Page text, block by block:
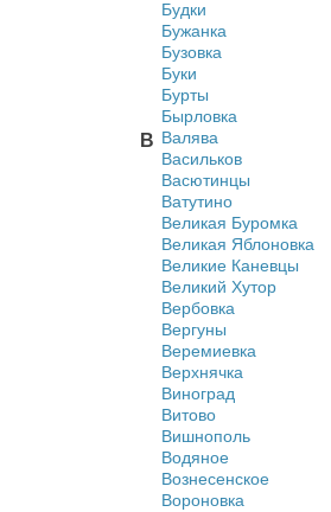
Будки
Бужанка
Бузовка
Буки
Бурты
Бырловка
В Валява
Васильков
Васютинцы
Ватутино
Великая Буромка
Великая Яблоновка
Великие Каневцы
Великий Хутор
Вербовка
Вергуны
Веремиевка
Верхнячка
Виноград
Витово
Вишнополь
Водяное
Вознесенское
Вороновка